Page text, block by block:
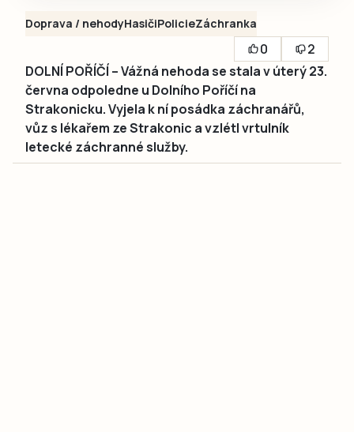
Doprava / nehodyHasičiPolicieZáchranka
0
2
DOLNÍ POŘÍČÍ – Vážná nehoda se stala v úterý 23.
června odpoledne u Dolního Poříčí na
Strakonicku. Vyjela k ní posádka záchranářů,
vůz s lékařem ze Strakonic a vzlétl vrtulník
letecké záchranné služby.